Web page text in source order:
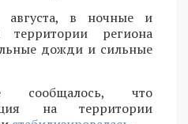
августа, в ночные и
региона
дожди и сильные
сообщалось, что
на территории